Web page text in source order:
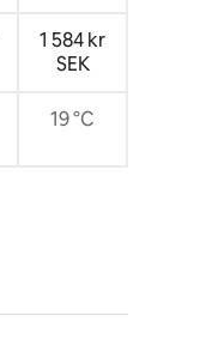
1 584 kr
SEK
19 °C